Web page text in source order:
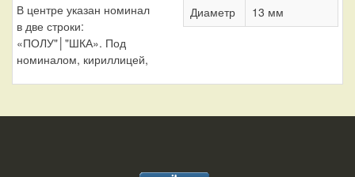
В центре указан номинал
в две строки:
«ПОЛУ"│"ШКА». Под
номиналом, кириллицей,
Диаметр 13 мм